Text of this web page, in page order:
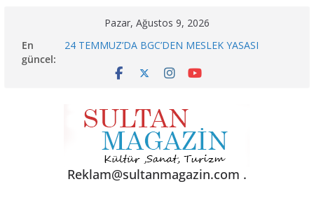
content
Pazar, Ağustos 9, 2026
En
güncel:
24 TEMMUZ’DA BGC’DEN MESLEK YASASI
KELİMELER YETMEZ
BU KALP
AKGÜL: “BOLU, KRİZLERLE DEĞİL HİZMETLE
YÖNETİLMEYİ HAK EDİYOR”
Reklam@sultanmagazin.com .